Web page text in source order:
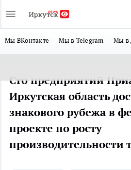
Мы ВКонтакте Мы в Telegram Мы в
Сто предприятий
Иркутская область
знакового рубежа в
проекте по росту
производительности